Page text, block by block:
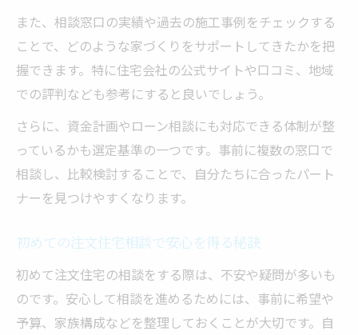
また、相談窓口の実績や過去の施工事例をチェックする
ことで、どのような家づくりをサポートしてきたかを把
握できます。特に住宅会社の公式サイトや口コミ、地域
での評判なども参考にすると良いでしょう。
さらに、資金計画やローン相談にも対応できる体制が整
っているかも選定基準の一つです。事前に複数の窓口で
相談し、比較検討することで、自分たちに合ったパート
ナーを見つけやすくなります。
初めての注文住宅相談で安心を得る秘訣
初めて注文住宅の相談をする際は、不安や疑問が多いも
のです。安心して相談を進めるためには、事前に希望や
予算、家族構成などを整理しておくことが大切です。自